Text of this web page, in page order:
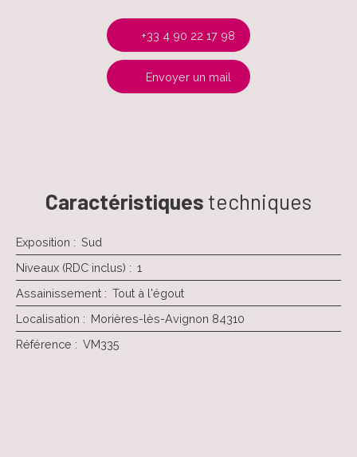
+33 4 90 22 17 98
Envoyer un mail
Caractéristiques techniques
Exposition : Sud
Niveaux (RDC inclus) : 1
Assainissement : Tout à l'égout
Localisation : Morières-lès-Avignon 84310
Référence : VM335